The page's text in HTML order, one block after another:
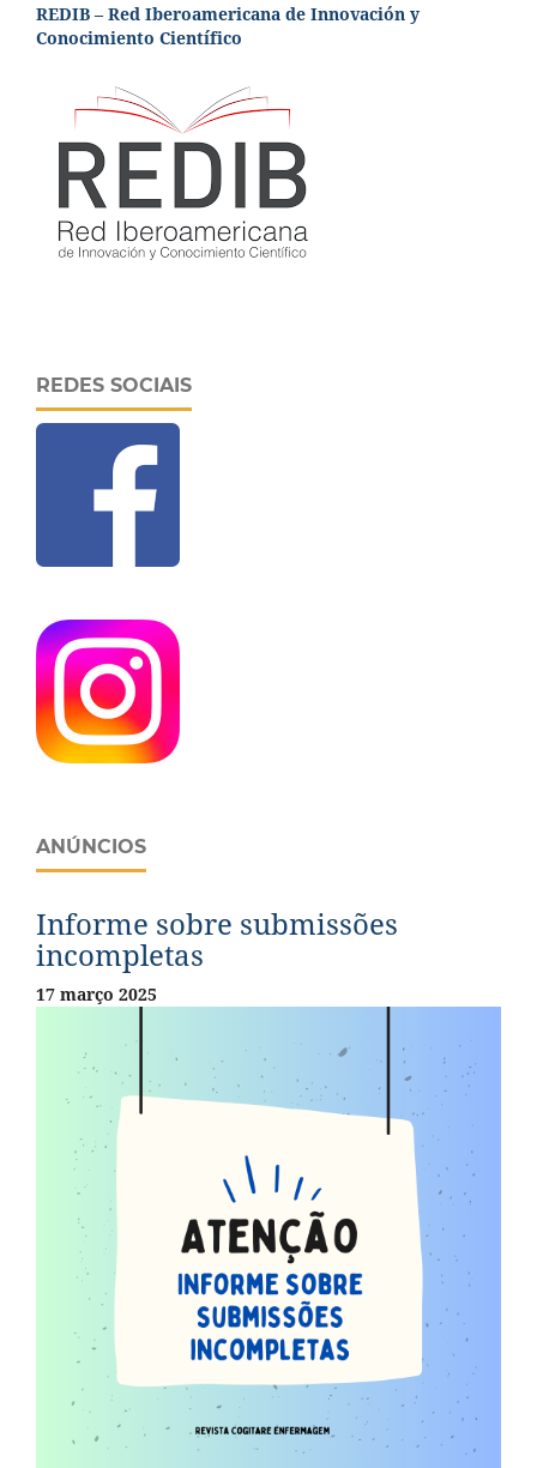
REDIB – Red Iberoamericana de Innovación y
Conocimiento Científico
REDES SOCIAIS
ANÚNCIOS
Informe sobre submissões
incompletas
17 março 2025